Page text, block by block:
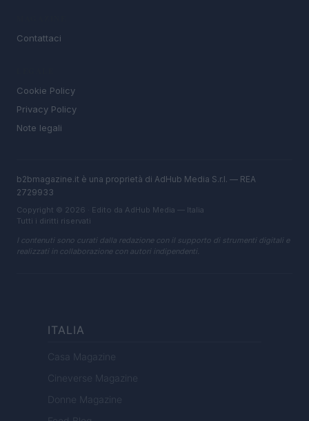
Contattaci
Cookie Policy
Privacy Policy
Note legali
b2bmagazine.it è una proprietà di AdHub Media S.r.l. — REA
2729933
Copyright © 2026 · Edito da AdHub Media — Italia
Tutti i diritti riservati
I contenuti sono curati dalla redazione con il supporto di strumenti digitali e
realizzati in collaborazione con autori indipendenti.
ITALIA
Casa Magazine
Cineverse Magazine
Donne Magazine